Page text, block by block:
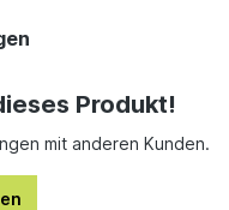
Produkt!
mit anderen Kunden.